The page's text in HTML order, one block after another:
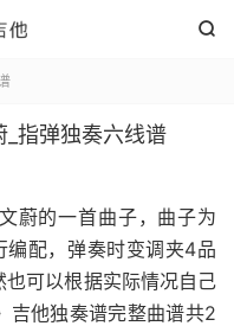

指弹独奏六线谱
蔚的一首曲子，曲子为
配，弹奏时变调夹4品
可以根据实际情况自己
吉他独奏谱完整曲谱共2